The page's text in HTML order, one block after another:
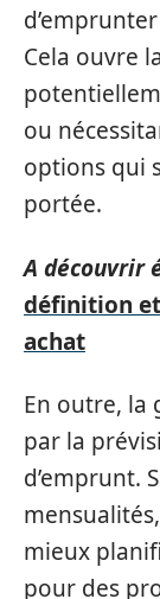
Cela ouvre
ou
options qui
portée.
A découvrir
définition
achat
En outre, la
par la
d’emprunt.
mieux
pour des